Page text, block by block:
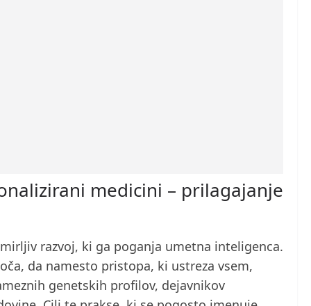
medicini – prilagajanje
razvoj, ki ga poganja umetna inteligenca.
da namesto pristopa, ki ustreza vsem,
genetskih profilov, dejavnikov